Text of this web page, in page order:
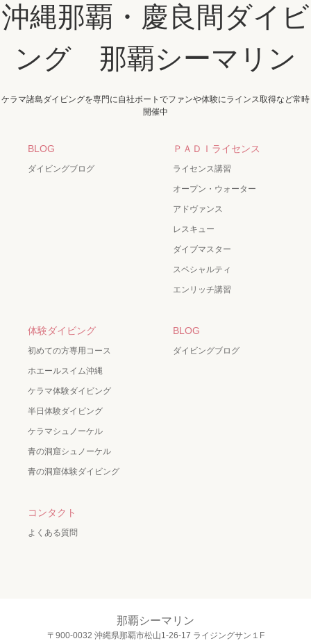
沖縄那覇・慶良間ダイビ
ング 那覇シーマリン
ケラマ諸島ダイビングを専門に自社ボートでファンや体験にラインス取得など常時
開催中
BLOG
ダイビングブログ
ＰＡＤＩライセンス
ライセンス講習
オープン・ウォーター
アドヴァンス
レスキュー
ダイブマスター
スペシャルティ
エンリッチ講習
体験ダイビング
初めての方専用コース
ホエールスイム沖縄
ケラマ体験ダイビング
半日体験ダイビング
ケラマシュノーケル
青の洞窟シュノーケル
青の洞窟体験ダイビング
BLOG
ダイビングブログ
コンタクト
よくある質問
那覇シーマリン
〒900-0032 沖縄県那覇市松山1-26-17 ライジングサン１F